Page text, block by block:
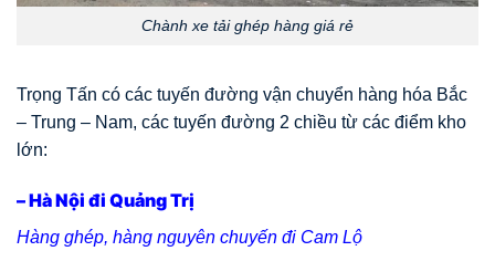
Chành xe tải ghép hàng giá rẻ
Trọng Tấn có các tuyến đường vận chuyển hàng hóa Bắc
– Trung – Nam, các tuyến đường 2 chiều từ các điểm kho
lớn:
– Hà Nội đi Quảng Trị
Hàng ghép, hàng nguyên chuyến đi Cam Lộ